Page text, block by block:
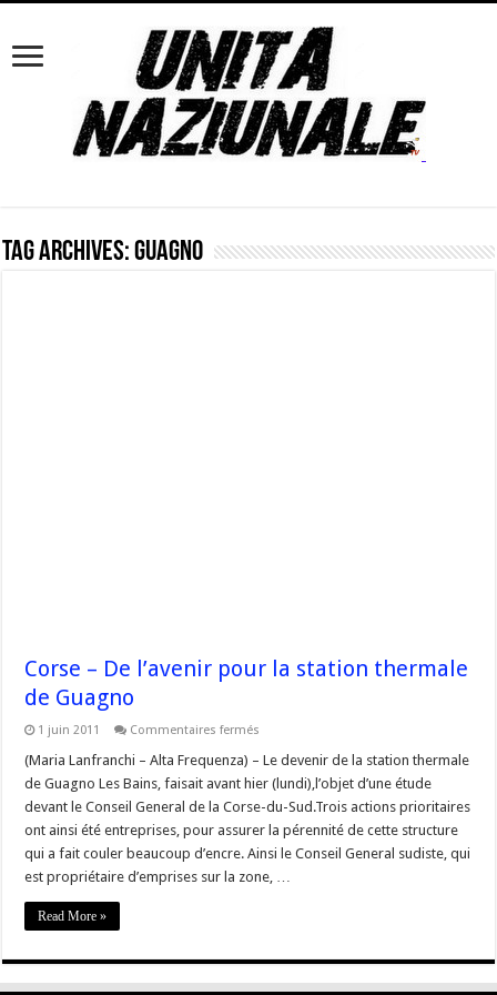
Tag Archives:Guagno
Corse – De l’avenir pour la station thermale
de Guagno
1 juin 2011 Commentaires fermés
–
l’avenir
pour
la
station
thermale
de
Guagno
(Maria Lanfranchi – Alta Frequenza) – Le devenir de la station thermale
de Guagno Les Bains, faisait avant hier (lundi),l’objet d’une étude
devant le Conseil General de la Corse-du-Sud.Trois actions prioritaires
ont ainsi été entreprises, pour assurer la pérennité de cette structure
qui a fait couler beaucoup d’encre. Ainsi le Conseil General sudiste, qui
est propriétaire d’emprises sur la zone, …
Read More »